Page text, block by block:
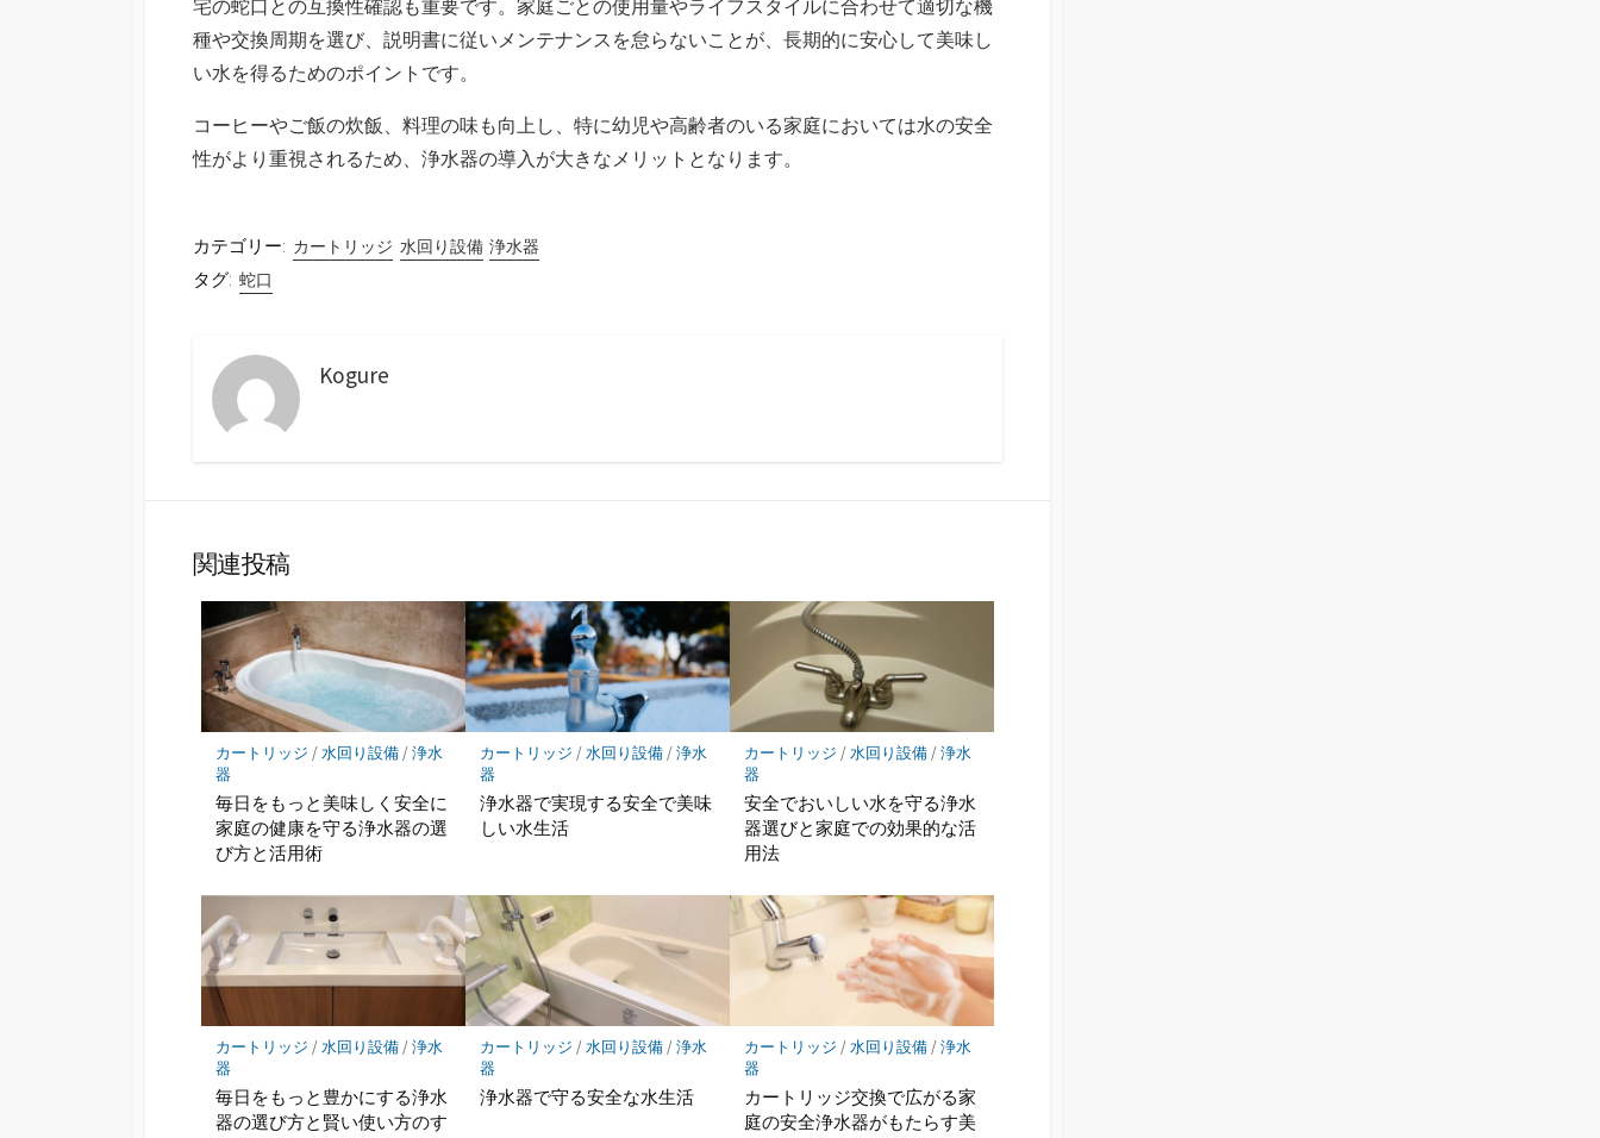
宅の蛇口との互換性確認も重要です。家庭ごとの使用量やライフスタイルに合わせて適切な機
種や交換周期を選び、説明書に従いメンテナンスを怠らないことが、長期的に安心して美味し
い水を得るためのポイントです。
コーヒーやご飯の炊飯、料理の味も向上し、特に幼児や高齢者のいる家庭においては水の安全
性がより重視されるため、浄水器の導入が大きなメリットとなります。
カテゴリー: カートリッジ 水回り設備 浄水器
タグ: 蛇口
Kogure
関連投稿
カートリッジ /水回り設備/浄水
器
毎日をもっと美味しく安全に
家庭の健康を守る浄水器の選
び方と活用術
カートリッジ /水回り設備/浄水
器
浄水器で実現する安全で美味
しい水生活
カートリッジ /水回り設備/浄水
器
安全でおいしい水を守る浄水
器選びと家庭での効果的な活
用法
カートリッジ /水回り設備/浄水
器
毎日をもっと豊かにする浄水
器の選び方と賢い使い方のす
カートリッジ /水回り設備/浄水
器
浄水器で守る安全な水生活
カートリッジ /水回り設備/浄水
器
カートリッジ交換で広がる家
庭の安全浄水器がもたらす美